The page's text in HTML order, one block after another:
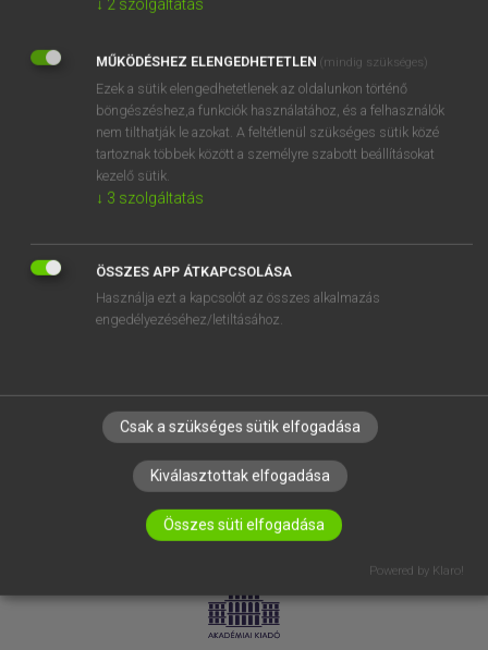
EGYÉNI FELHASZNÁLÓKNAK
TANULÓKNAK
OKTATÁSI INTÉZMÉNYEKNEK
VÁLLALATI MEGOLDÁSOK
RÓLUNK
ELÉRHETŐSÉG
SÜTI BEÁLLÍTÁSOK
LICENCSZERZŐDÉS ADATVÉDELEM
↓ 2 szolgáltatás
MŰKÖDÉSHEZ ELENGEDHETETLEN (mindig szükséges)
Ezek a sütik elengedhetetlenek az oldalunkon történő
böngészéshez,a funkciók használatához, és a felhasználók
nem tilthatják le azokat. A feltétlenül szükséges sütik közé
tartoznak többek között a személyre szabott beállításokat
kezelő sütik.
↓ 3 szolgáltatás
ÖSSZES APP ÁTKAPCSOLÁSA
Használja ezt a kapcsolót az összes alkalmazás
engedélyezéséhez/letiltásához.
Csak a szükséges sütik elfogadása
Kiválasztottak elfogadása
Összes süti elfogadása
Powered by Klaro!